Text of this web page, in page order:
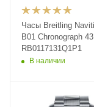
Часы Breitling Navitimer 8
B01 Chronograph 43
RB0117131Q1P1
В наличии